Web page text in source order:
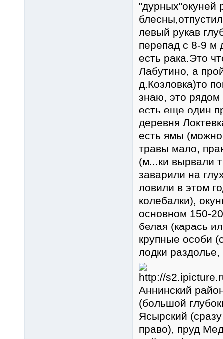
"дурных"окуней
левый рукав
перепад с 8-9 м
есть рака.Это
Лабутино, а
д.Козловка)то
знаю, это рядом
есть еще один
деревня
есть ямы (можно
травы мало,
(м...ки вырвали
заварили на
ловили в этом
колебалки),
основном 150-
белая (карась
крупные особи
лодки раздолье,
Аннинский
(большой
Ясырский
право), пруд